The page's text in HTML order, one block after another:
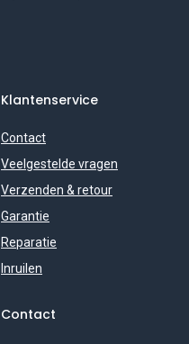
Klantenservice
Contact
Veelgestelde vragen
Verzenden & retour
Garantie
Reparatie
Inruilen
Contact